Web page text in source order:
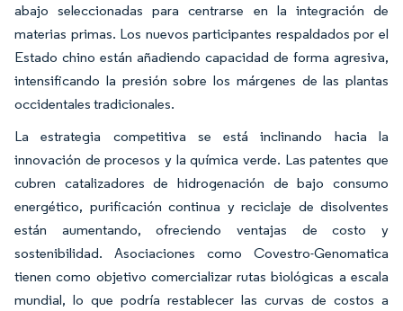
abajo seleccionadas para centrarse en la integración de
materias primas. Los nuevos participantes respaldados por el
Estado chino están añadiendo capacidad de forma agresiva,
intensificando la presión sobre los márgenes de las plantas
occidentales tradicionales.
La estrategia competitiva se está inclinando hacia la
innovación de procesos y la química verde. Las patentes que
cubren catalizadores de hidrogenación de bajo consumo
energético, purificación continua y reciclaje de disolventes
están aumentando, ofreciendo ventajas de costo y
sostenibilidad. Asociaciones como Covestro-Genomatica
tienen como objetivo comercializar rutas biológicas a escala
mundial, lo que podría restablecer las curvas de costos a